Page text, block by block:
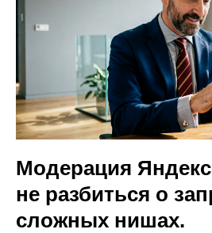
КЕЙСЫ
ДИРЕКТ
GOOGLE
ADS
СОЗДАНИЕ
САЙТОВ
SEO
VK ADS
АВИТО
ЯНДЕКС
БИЗНЕС
Модерация
не разбиться о
сложных нишах.